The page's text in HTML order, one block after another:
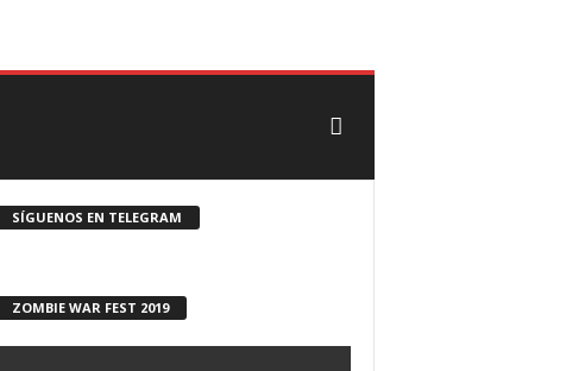
SÍGUENOS EN TELEGRAM
ZOMBIE WAR FEST 2019